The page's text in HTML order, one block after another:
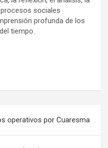
sociales
profunda de los
tiempo.
operativos por Cuaresma